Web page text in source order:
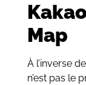
Map
À l’inverse
n’est pas le